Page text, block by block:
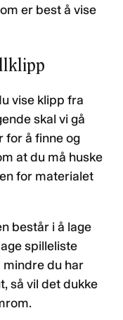
er best å vise
vise klipp fra
skal vi gå
å finne og
at du må huske
for materialet
består i å lage
spilleliste
mindre du har
så vil det dukke